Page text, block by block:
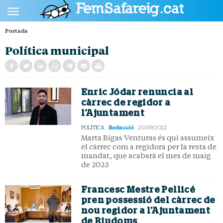
CULTURA
ESPORTS
OPINIÓ
Portada
Política municipal
Enric Jódar renuncia al
càrrec de regidor a
l'Ajuntament
POLÍTICA Redacció 20/09/2022
Marta Bigas Venturas és qui assumeix
el càrrec com a regidora per la resta de
mandat, que acabarà el mes de maig
de 2023
Francesc Mestre Pellicé
pren possessió del càrrec de
nou regidor a l'Ajuntament